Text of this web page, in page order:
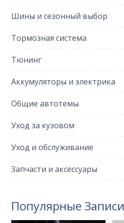
Шины и сезонный выбор
Тормозная система
Тюнинг
Аккумуляторы и электрика
Общие автотемы
Уход за кузовом
Уход и обслуживание
Запчасти и аксессуары
Популярные Записи